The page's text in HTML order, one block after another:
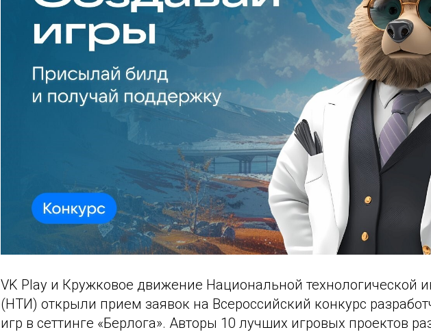
VK Play и Кружковое движение Национальной технологической
(НТИ) открыли прием заявок на Всероссийский конкурс
игр в сеттинге «Берлога». Авторы 10 лучших игровых проектов